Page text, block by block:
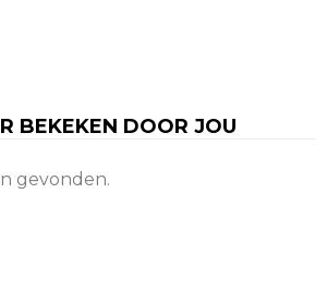
BEKEKEN DOOR JOU
gevonden.